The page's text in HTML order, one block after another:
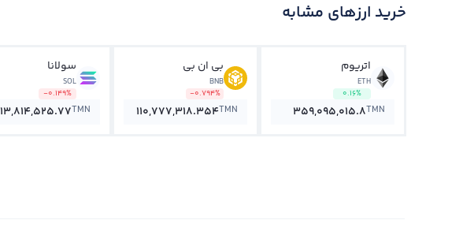
خرید ارزهای مشابه
اتریوم
ETH
0.16%
359,095,015.8TMN
بی ان بی
BNB
-0.794%
110,777,318.354TMN
سولانا
SOL
-0.149%
13,814,525.77TMN